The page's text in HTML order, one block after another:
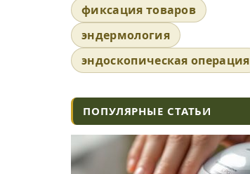
фиксация товаров
эндермология
эндоскопическая операция
ПОПУЛЯРНЫЕ СТАТЬИ